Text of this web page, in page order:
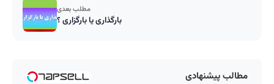
مطلب بعدی
بارگذاری یا بارگزاری ؟
مطالب پیشنهادی